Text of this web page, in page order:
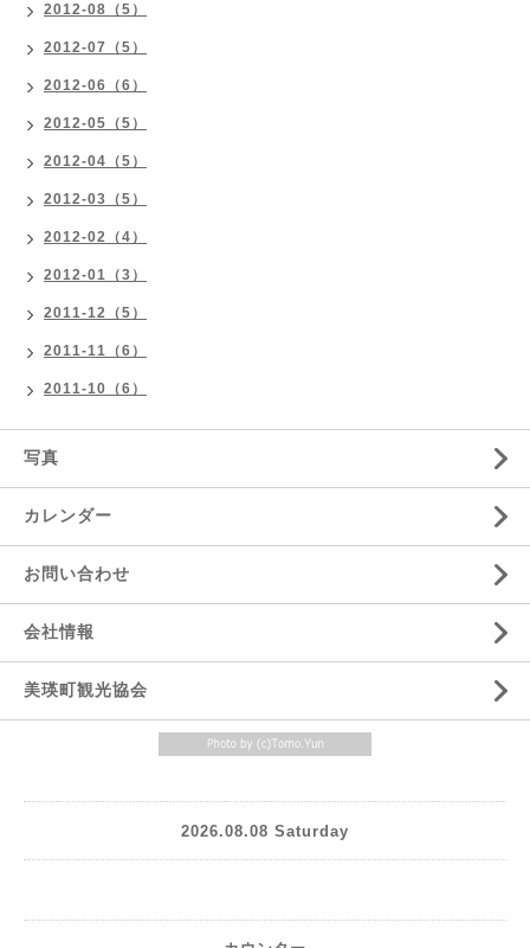
2012-08（5）
2012-07（5）
2012-06（6）
2012-05（5）
2012-04（5）
2012-03（5）
2012-02（4）
2012-01（3）
2011-12（5）
2011-11（6）
2011-10（6）
写真
カレンダー
お問い合わせ
会社情報
美瑛町観光協会
2026.08.08 Saturday